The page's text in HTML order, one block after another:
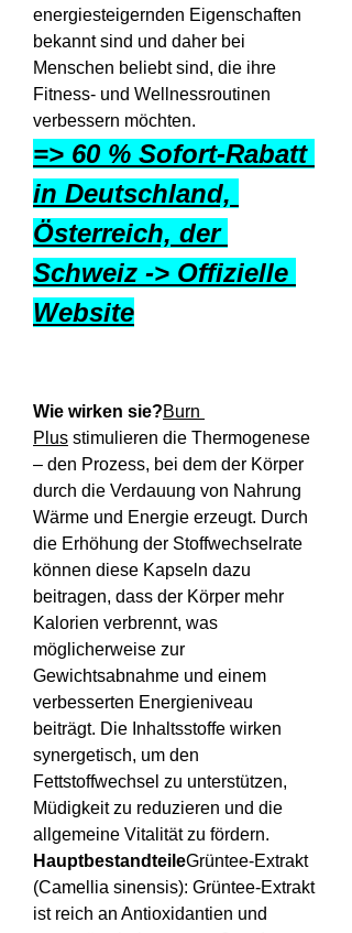
energiesteigernden Eigenschaften
bekannt sind und daher bei
Menschen beliebt sind, die ihre
Fitness- und Wellnessroutinen
verbessern möchten.
=> 60 % Sofort-Rabatt
in Deutschland,
Österreich, der
Schweiz -> Offizielle
Website
Wie wirken sie?Burn
Plus stimulieren die Thermogenese
– den Prozess, bei dem der Körper
durch die Verdauung von Nahrung
Wärme und Energie erzeugt. Durch
die Erhöhung der Stoffwechselrate
können diese Kapseln dazu
beitragen, dass der Körper mehr
Kalorien verbrennt, was
möglicherweise zur
Gewichtsabnahme und einem
verbesserten Energieniveau
beiträgt. Die Inhaltsstoffe wirken
synergetisch, um den
Fettstoffwechsel zu unterstützen,
Müdigkeit zu reduzieren und die
allgemeine Vitalität zu fördern.
HauptbestandteileGrüntee-Extrakt
(Camellia sinensis): Grüntee-Extrakt
ist reich an Antioxidantien und